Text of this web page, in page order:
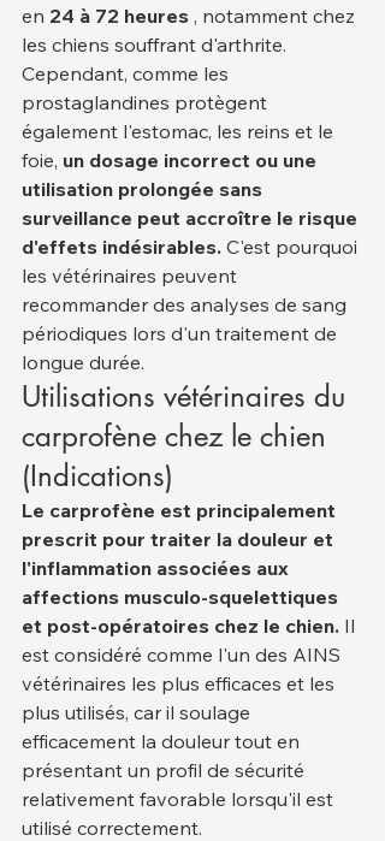
en 24 à 72 heures , notamment chez
les chiens souffrant d'arthrite.
Cependant, comme les
prostaglandines protègent
également l'estomac, les reins et le
foie, un dosage incorrect ou une
utilisation prolongée sans
surveillance peut accroître le risque
d'effets indésirables. C'est pourquoi
les vétérinaires peuvent
recommander des analyses de sang
périodiques lors d'un traitement de
longue durée.
Utilisations vétérinaires du
carprofène chez le chien
(Indications)
Le carprofène est principalement
prescrit pour traiter la douleur et
l'inflammation associées aux
affections musculo-squelettiques
et post-opératoires chez le chien. Il
est considéré comme l'un des AINS
vétérinaires les plus efficaces et les
plus utilisés, car il soulage
efficacement la douleur tout en
présentant un profil de sécurité
relativement favorable lorsqu'il est
utilisé correctement.